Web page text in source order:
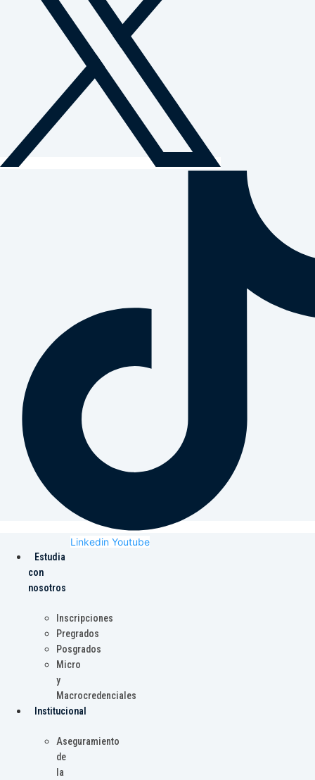
Linkedin Youtube
Estudia
con
nosotros
Inscripciones
Pregrados
Posgrados
Micro
y
Macrocredenciales
Institucional
Aseguramiento
de
la